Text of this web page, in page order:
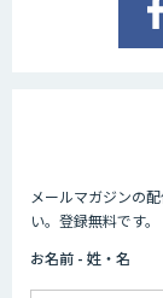
メールマガジンの
い。登録無料です。
お名前 - 姓・名